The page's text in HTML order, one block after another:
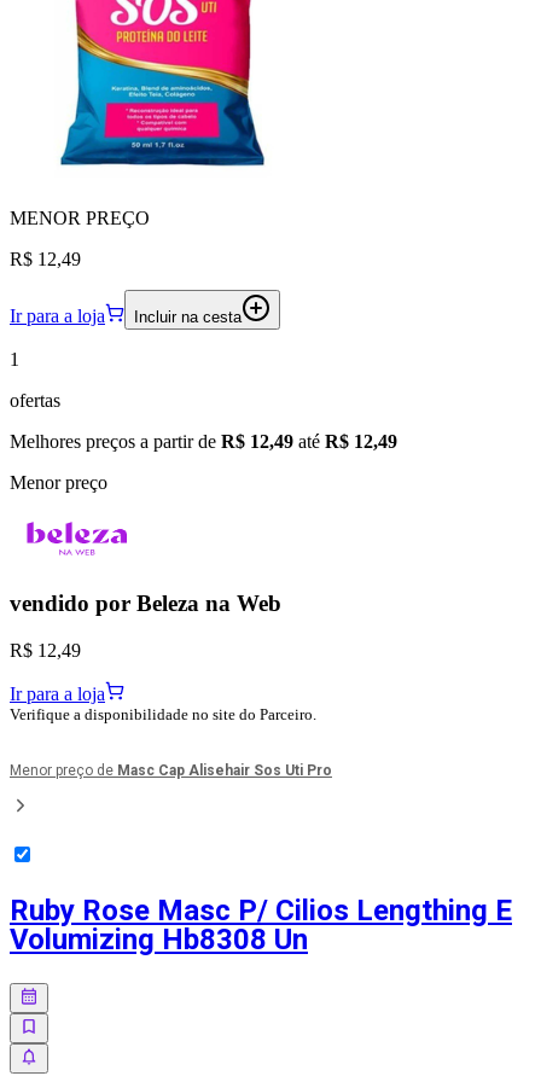
MENOR PREÇO
R$ 12,49
Ir para a loja Incluir na cesta
1
ofertas
Melhores preços a partir de R$ 12,49 até R$ 12,49
Menor preço
vendido por Beleza na Web
R$ 12,49
Ir para a loja
Verifique a disponibilidade no site do Parceiro.
Menor preço de Masc Cap Alisehair Sos Uti Pro
Ruby Rose Masc P/ Cilios Lengthing E
Volumizing Hb8308 Un